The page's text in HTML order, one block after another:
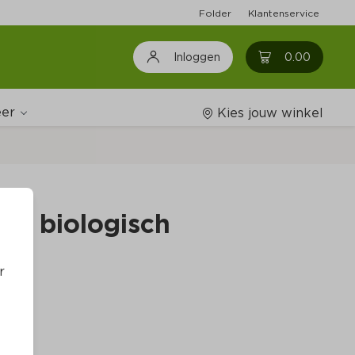
Folder Klantenservice
Inloggen 0.00 0
Wijnshop
Kies jouw winkel
biologisch